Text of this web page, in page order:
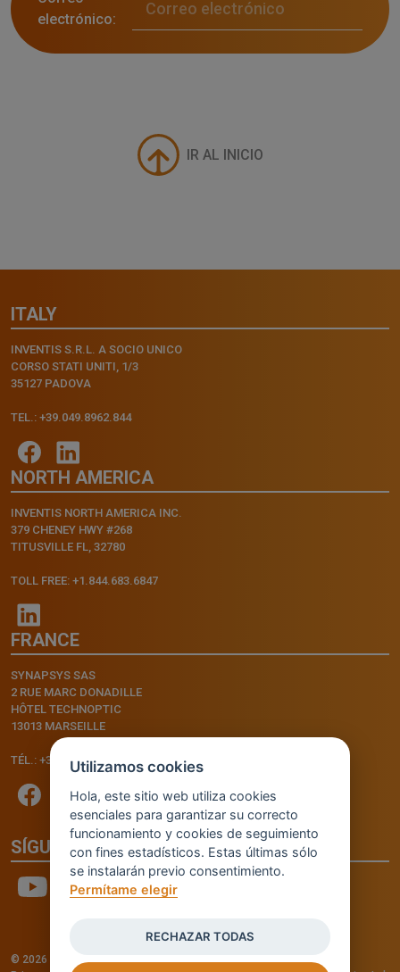
electrónico:
IR AL INICIO
ITALY
INVENTIS S.R.L. A SOCIO UNICO
CORSO STATI UNITI, 1/3
35127 PADOVA
TEL.: +39.049.8962.844
NORTH AMERICA
INVENTIS NORTH AMERICA INC.
379 CHENEY HWY #268
TITUSVILLE FL, 32780
TOLL FREE: +1.844.683.6847
FRANCE
SYNAPSYS SAS
2 RUE MARC DONADILLE
HÔTEL TECHNOPTIC
13013 MARSEILLE
TÉL.: +33.4.91.11.75.75
SÍGUENOS
© 2026 - INVENTIS S.r.l. a socio unico — P. IVA: IT03957810280
Utilizamos cookies
Hola, este sitio web utiliza cookies
esenciales para garantizar su correcto
funcionamiento y cookies de seguimiento
con fines estadísticos. Estas últimas sólo
se instalarán previo consentimiento.
Permítame elegir
RECHAZAR TODAS